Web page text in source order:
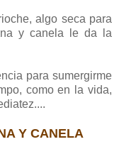
algo seca para
y canela le da la
para sumergirme
como en la vida,
Y CANELA